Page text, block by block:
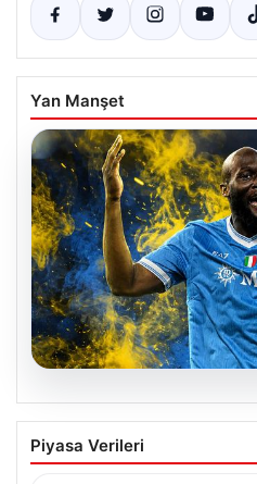
Yan Manşet
Fenerbahçe’nin
Trabzonspor da Takip
Piyasa Verileri